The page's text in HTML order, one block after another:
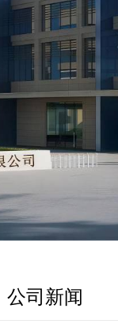
公司新闻